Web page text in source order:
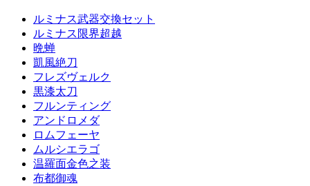
ルミナス武器交換セット
ルミナス限界超越
晩蝉
凱風絶刀
フレズヴェルク
黒漆太刀
フルンティング
アンドロメダ
ロムフェーヤ
ムルシエラゴ
温羅面金色之装
布都御魂